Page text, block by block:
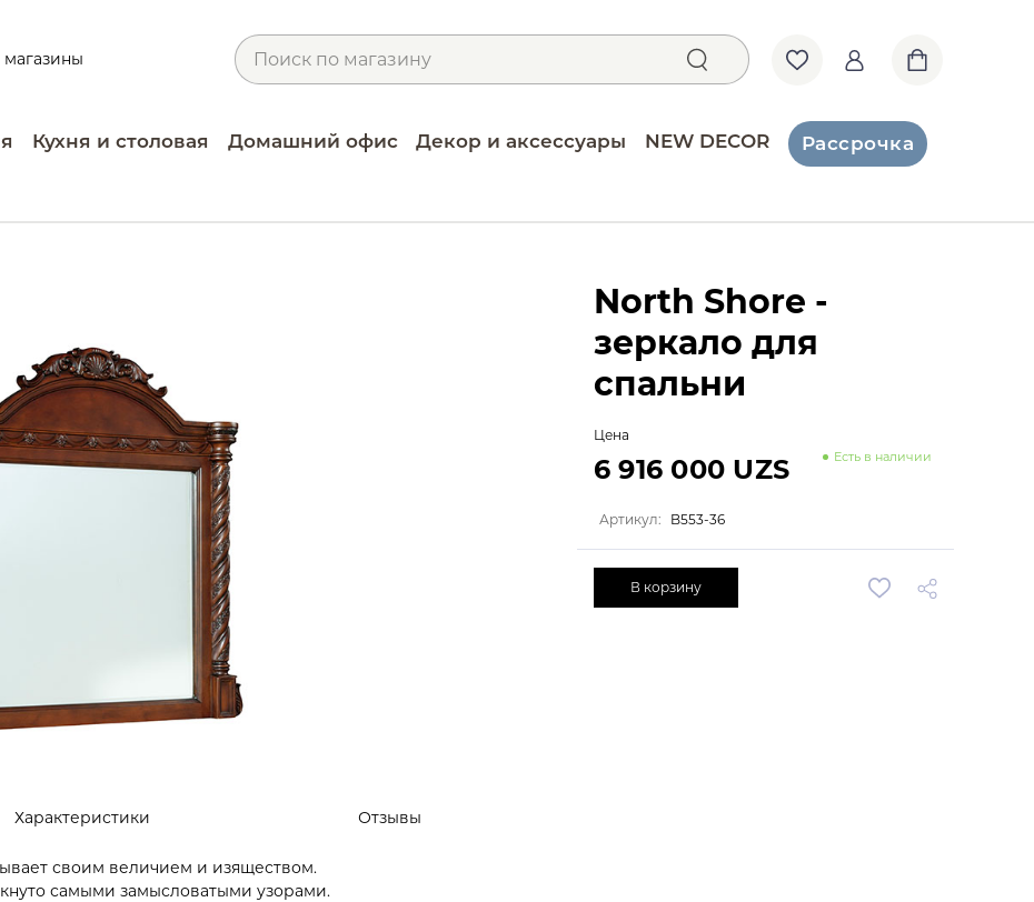
Кухня и столовая Домашний офис Декор и аксессуары NEW DECOR Рассрочка
Характеристики Отзывы
своим величием и изяществом.
самыми замысловатыми узорами.
North Shore -
зеркало для
спальни
Цена
Есть в наличии
6 916 000 UZS
Артикул: B553-36
В корзину